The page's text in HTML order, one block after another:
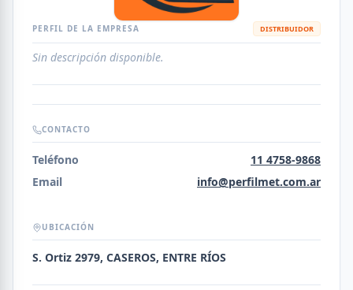
PERFIL DE LA EMPRESA DISTRIBUIDOR
Sin descripción disponible.
CONTACTO
Teléfono
11 4758-9868
Email
info@perfilmet.com.ar
UBICACIÓN
S. Ortiz 2979, CASEROS, ENTRE RÍOS